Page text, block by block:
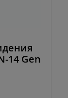
14 Gen